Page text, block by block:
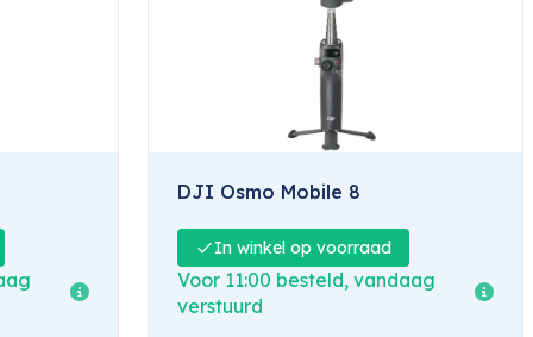
DJI Osmo Mobile 8
In winkel op voorraad
Voor 11:00 besteld, vandaag
verstuurd